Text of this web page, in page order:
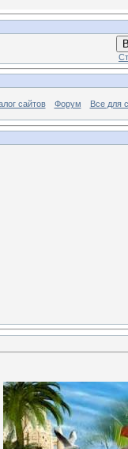
сайтов Форум Все для